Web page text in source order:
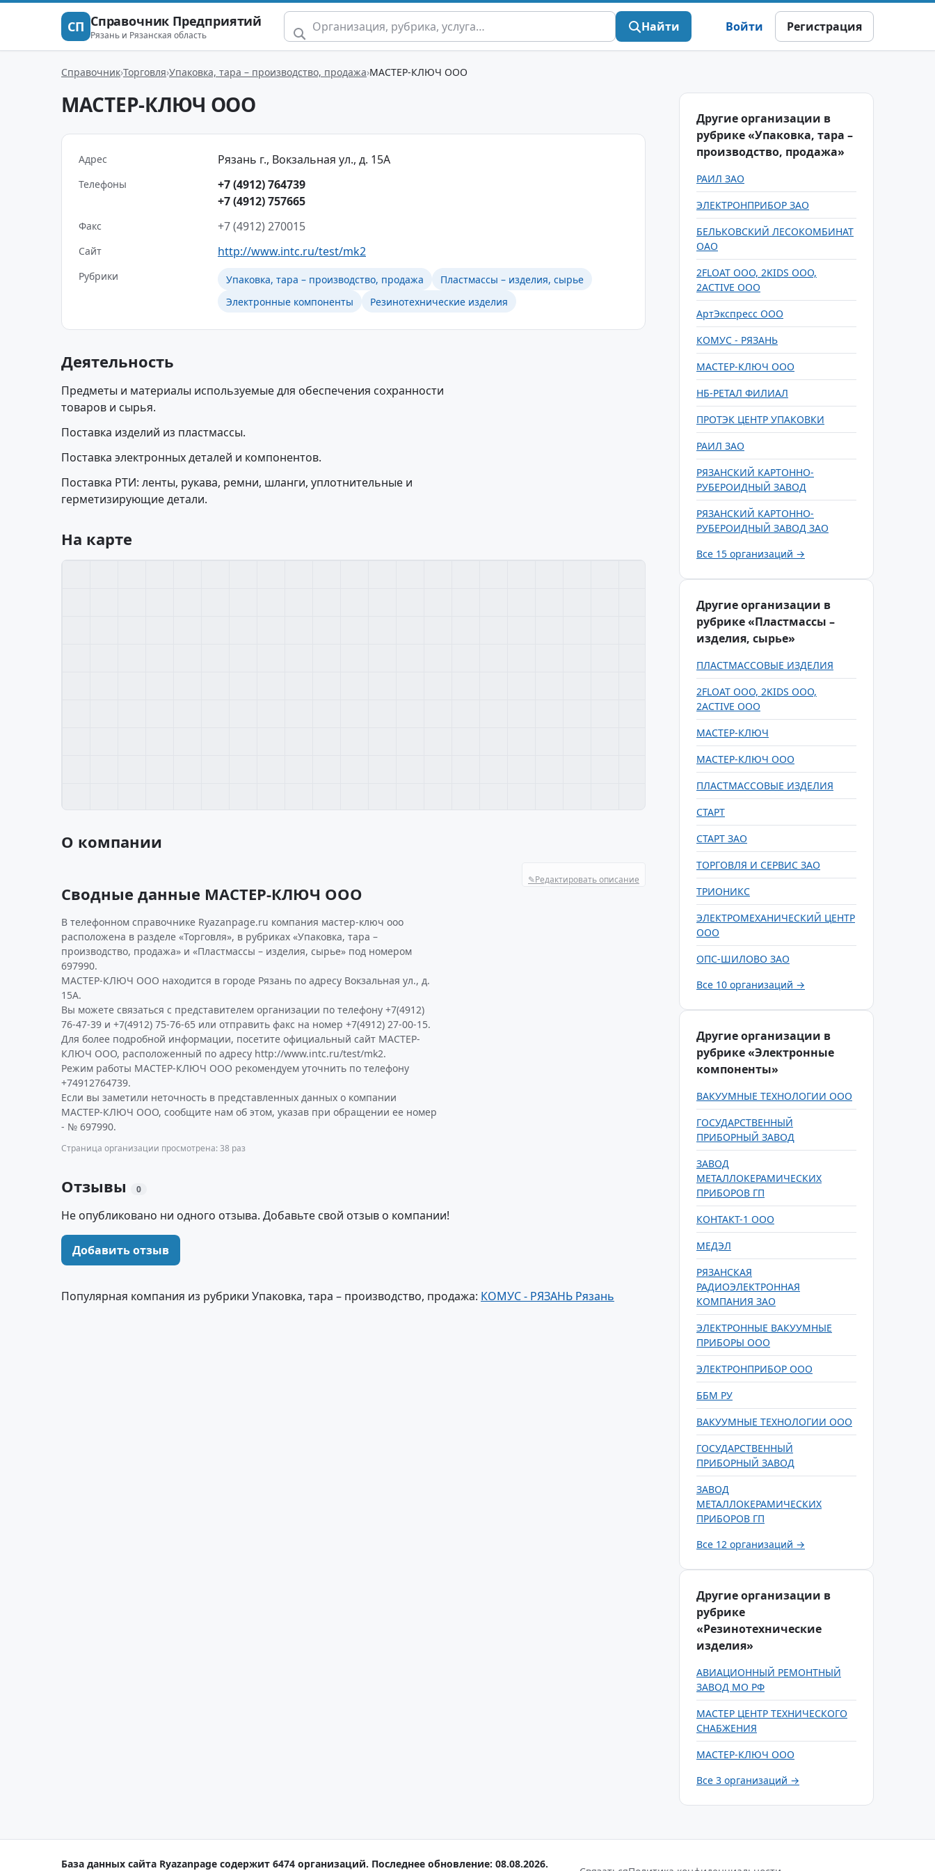
СП Справочник Предприятий
Рязань и Рязанская область
Найти Войти Регистрация
Справочник Торговля Упаковка, тара – производство, продажа МАСТЕР-КЛЮЧ ООО
МАСТЕР-КЛЮЧ ООО
Адрес Рязань г., Вокзальная ул., д. 15А
Телефоны
+7 (4912) 764739
+7 (4912) 757665
Факс +7 (4912) 270015
Сайт http://www.intc.ru/test/mk2
Рубрики Упаковка, тара – производство, продажа
Пластмассы – изделия, сырье
Электронные компоненты
Резинотехнические изделия
Деятельность
Предметы и материалы используемые для обеспечения сохранности
товаров и сырья.
Поставка изделий из пластмассы.
Поставка электронных деталей и компонентов.
Поставка РТИ: ленты, рукава, ремни, шланги, уплотнительные и
герметизирующие детали.
На карте
О компании
✎Редактировать описание
Сводные данные МАСТЕР-КЛЮЧ ООО
В телефонном справочнике Ryazanpage.ru компания мастер-ключ ооо
расположена в разделе «Торговля», в рубриках «Упаковка, тара –
производство, продажа» и «Пластмассы – изделия, сырье» под номером
697990.
МАСТЕР-КЛЮЧ ООО находится в городе Рязань по адресу Вокзальная ул., д.
15А.
Вы можете связаться с представителем организации по телефону +7(4912)
76-47-39 и +7(4912) 75-76-65 или отправить факс на номер +7(4912) 27-00-15.
Для более подробной информации, посетите официальный сайт МАСТЕР-
КЛЮЧ ООО, расположенный по адресу http://www.intc.ru/test/mk2.
Режим работы МАСТЕР-КЛЮЧ ООО рекомендуем уточнить по телефону
+74912764739.
Если вы заметили неточность в представленных данных о компании
МАСТЕР-КЛЮЧ ООО, сообщите нам об этом, указав при обращении ее номер
- № 697990.
Страница организации просмотрена: 38 раз
Отзывы 0
Не опубликовано ни одного отзыва. Добавьте свой отзыв о компании!
Добавить отзыв
Популярная компания из рубрики Упаковка, тара – производство, продажа: КОМУС - РЯЗАНЬ Рязань
Другие организации в
рубрике «Упаковка, тара –
производство, продажа»
РАИЛ ЗАО
ЭЛЕКТРОНПРИБОР ЗАО
БЕЛЬКОВСКИЙ ЛЕСОКОМБИНАТ
ОАО
2FLOAT ООО, 2KIDS ООО,
2ACTIVE ООО
АртЭкспресс ООО
КОМУС - РЯЗАНЬ
МАСТЕР-КЛЮЧ ООО
НБ-РЕТАЛ ФИЛИАЛ
ПРОТЭК ЦЕНТР УПАКОВКИ
РАИЛ ЗАО
РЯЗАНСКИЙ КАРТОННО-
РУБЕРОИДНЫЙ ЗАВОД
РЯЗАНСКИЙ КАРТОННО-
РУБЕРОИДНЫЙ ЗАВОД ЗАО
Все 15 организаций →
Другие организации в
рубрике «Пластмассы –
изделия, сырье»
ПЛАСТМАССОВЫЕ ИЗДЕЛИЯ
2FLOAT ООО, 2KIDS ООО,
2ACTIVE ООО
МАСТЕР-КЛЮЧ
МАСТЕР-КЛЮЧ ООО
ПЛАСТМАССОВЫЕ ИЗДЕЛИЯ
СТАРТ
СТАРТ ЗАО
ТОРГОВЛЯ И СЕРВИС ЗАО
ТРИОНИКС
ЭЛЕКТРОМЕХАНИЧЕСКИЙ ЦЕНТР
ООО
ОПС-ШИЛОВО ЗАО
Все 10 организаций →
Другие организации в
рубрике «Электронные
компоненты»
ВАКУУМНЫЕ ТЕХНОЛОГИИ ООО
ГОСУДАРСТВЕННЫЙ
ПРИБОРНЫЙ ЗАВОД
ЗАВОД
МЕТАЛЛОКЕРАМИЧЕСКИХ
ПРИБОРОВ ГП
КОНТАКТ-1 ООО
МЕДЭЛ
РЯЗАНСКАЯ
РАДИОЭЛЕКТРОННАЯ
КОМПАНИЯ ЗАО
ЭЛЕКТРОННЫЕ ВАКУУМНЫЕ
ПРИБОРЫ ООО
ЭЛЕКТРОНПРИБОР ООО
ББМ РУ
ВАКУУМНЫЕ ТЕХНОЛОГИИ ООО
ГОСУДАРСТВЕННЫЙ
ПРИБОРНЫЙ ЗАВОД
ЗАВОД
МЕТАЛЛОКЕРАМИЧЕСКИХ
ПРИБОРОВ ГП
Все 12 организаций →
Другие организации в
рубрике
«Резинотехнические
изделия»
АВИАЦИОННЫЙ РЕМОНТНЫЙ
ЗАВОД МО РФ
МАСТЕР ЦЕНТР ТЕХНИЧЕСКОГО
СНАБЖЕНИЯ
МАСТЕР-КЛЮЧ ООО
Все 3 организаций →
База данных сайта Ryazanpage содержит 6474 организаций. Последнее обновление: 08.08.2026.